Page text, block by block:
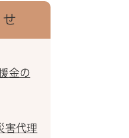
金の
害代理